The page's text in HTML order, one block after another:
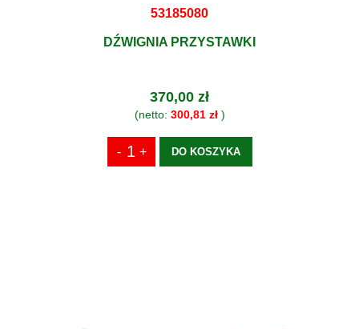
53185080
DŹWIGNIA PRZYSTAWKI
370,00 zł
(netto: 300,81 zł)
DO KOSZYKA